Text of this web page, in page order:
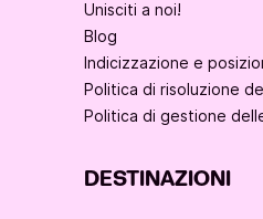
Unisciti a noi!
Blog
Indicizzazione e
Politica di risoluzione
Politica di gestione
DESTINAZIONI